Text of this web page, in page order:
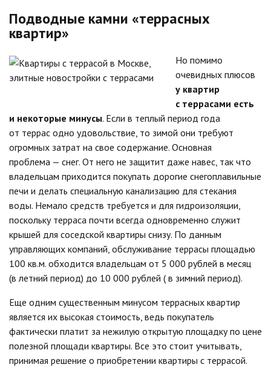
Подводные камни «террасных
квартир»
Но помимо
очевидных плюсов
у квартир
с террасами есть
и некоторые минусы. Если в теплый период года
от террас одно удовольствие, то зимой они требуют
огромных затрат на свое содержание. Основная
проблема — снег. От него не защитит даже навес, так что
владельцам приходится покупать дорогие снегоплавильные
печи и делать специальную канализацию для стекания
воды. Немало средств требуется и для гидроизоляции,
поскольку терраса почти всегда одновременно служит
крышей для соседской квартиры снизу. По данным
управляющих компаний, обслуживание террасы площадью
100 кв.м. обходится владельцам от 5 000 рублей в месяц
(в летний период) до 10 000 рублей ( в зимний период).
Еще одним существенным минусом террасных квартир
является их высокая стоимость, ведь покупатель
фактически платит за нежилую открытую площадку по цене
полезной площади квартиры. Все это стоит учитывать,
принимая решение о приобретении квартиры с террасой.